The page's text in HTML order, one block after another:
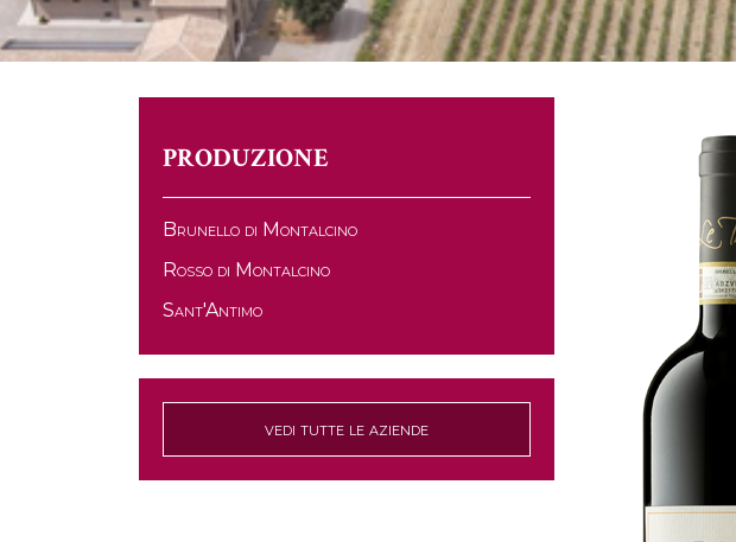
PRODUZIONE
Brunello di Montalcino
Rosso di Montalcino
Sant'Antimo
vedi tutte le aziende